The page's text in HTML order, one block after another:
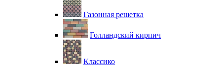
Газонная решетка
Голландский кирпич
Классико